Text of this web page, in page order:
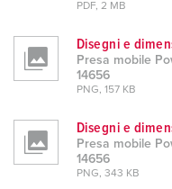
PDF, 2 MB
Disegni e
Presa mobile
14656
PNG, 157 KB
Disegni e
Presa mobile
14656
PNG, 343 KB